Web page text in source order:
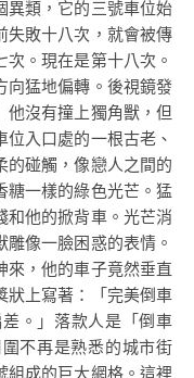
異類，它的三號車位始
失敗十八次，就會被傳
。現在是第十八次。
向猛地偏轉。後視鏡發
他沒有撞上獨角獸，但
入口處的一根古老、
的碰觸，像戀人之間的
糖一樣的綠色光芒。猛
和他的掀背車。光芒消
像一臉困惑的表情。
來，他的車子竟然垂直
狀上寫著：「完美倒車
。」落款人是「倒車
不再是熟悉的城市街
組成的巨大網格。這裡